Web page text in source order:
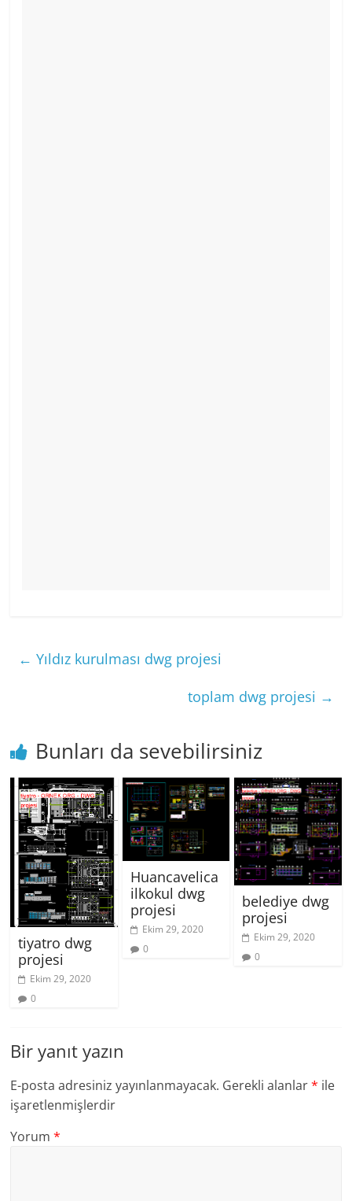
← Yıldız kurulması dwg projesi
toplam dwg projesi →
Bunları da sevebilirsiniz
tiyatro dwg
projesi
Ekim 29, 2020
0
Huancavelica
ilkokul dwg
projesi
Ekim 29, 2020
0
belediye dwg
projesi
Ekim 29, 2020
0
Bir yanıt yazın
E-posta adresiniz yayınlanmayacak. Gerekli alanlar* ile
işaretlenmişlerdir
Yorum*